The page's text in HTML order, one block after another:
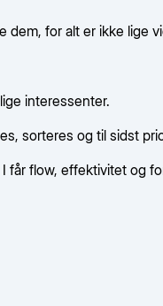
dem, for alt er ikke lige
interessenter.
sorteres og til sidst
får flow, effektivitet og